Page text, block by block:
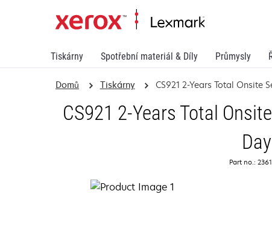
Tiskárny Spotřební materiál & Díly Průmysly
Domů Tiskárny CS921 2-Years Total Onsite
CS921 2-Years Total
Day
Part no.: